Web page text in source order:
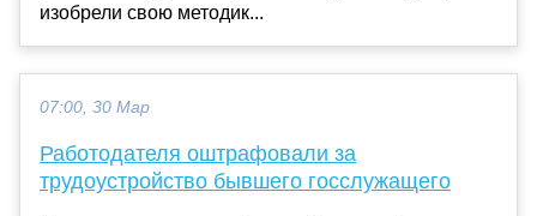
изобрели свою методик...
07:00, 30 Мар
Работодателя оштрафовали за
трудоустройство бывшего госслужащего